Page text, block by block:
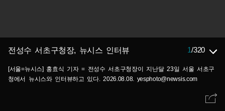
전성수 서초구청장, 뉴시스 인터뷰 1/320
[서울=뉴시스] 홍효식 기자 = 전성수 서초구청장이 지난달 23일 서울 서초구
청에서 뉴시스와 인터뷰하고 있다. 2026.08.08. yesphoto@newsis.com